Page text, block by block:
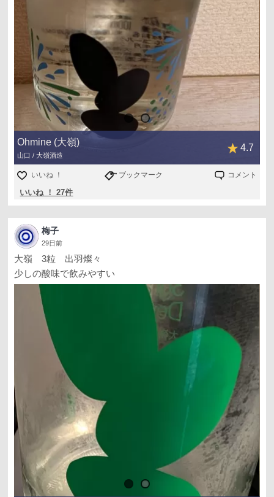
Ohmine (大嶺)
山口 / 大嶺酒造
4.7
いいね ！ ブックマーク コメント
いいね ！ 27件
梅子
29日前
大嶺 3粒 出羽燦々
少しの酸味で飲みやすい